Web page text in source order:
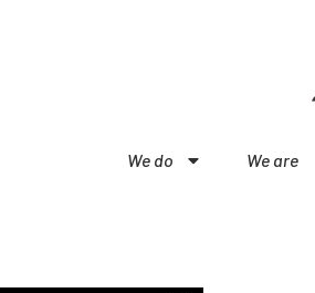
We do We are